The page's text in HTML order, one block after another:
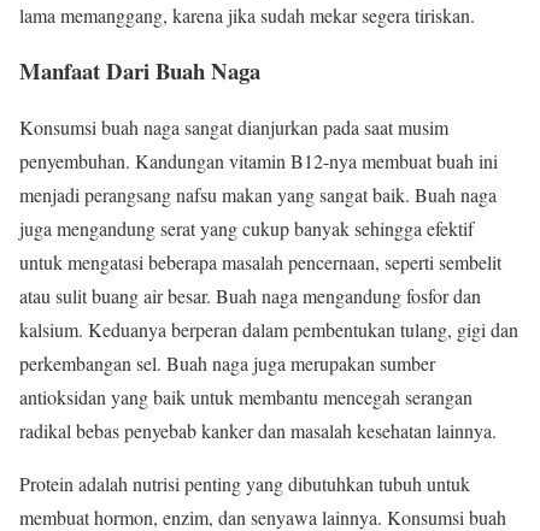
lama memanggang, karena jika sudah mekar segera tiriskan.
Manfaat Dari Buah Naga
Konsumsi buah naga sangat dianjurkan pada saat musim
penyembuhan. Kandungan vitamin B12-nya membuat buah ini
menjadi perangsang nafsu makan yang sangat baik. Buah naga
juga mengandung serat yang cukup banyak sehingga efektif
untuk mengatasi beberapa masalah pencernaan, seperti sembelit
atau sulit buang air besar. Buah naga mengandung fosfor dan
kalsium. Keduanya berperan dalam pembentukan tulang, gigi dan
perkembangan sel. Buah naga juga merupakan sumber
antioksidan yang baik untuk membantu mencegah serangan
radikal bebas penyebab kanker dan masalah kesehatan lainnya.
Protein adalah nutrisi penting yang dibutuhkan tubuh untuk
membuat hormon, enzim, dan senyawa lainnya. Konsumsi buah